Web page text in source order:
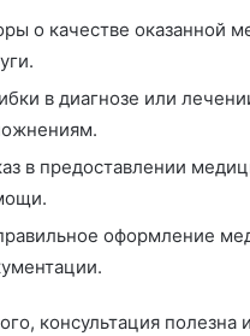
о качестве оказанной
в диагнозе или
в предоставлении
оформление
консультация полезна